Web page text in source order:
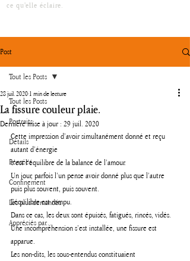
ce qu'elle éclaire.
Post
Tout les Posts
Portraits
Détails
Pensées
Confinement
Les plus demandés
Appréciés par...
Tout les Posts
La fissure couleur plaie.
28 juil. 2020 1 min de lecture
Dernière mise à jour : 29 juil. 2020
Cette impression d’avoir simultanément donné et reçu
autant d’énergie
c’est l’équilibre de la balance de l’amour.
Un jour, parfois l’un pense avoir donné plus que l’autre
puis plus souvent, puis souvent.
L’équilibre est rompu.
Dans ce cas, les deux sont épuisés, fatigués, rincés, vidés.
Une incompréhension s’est installée, une fissure est
apparue.
Les non-dits, les sous-entendus constituaient